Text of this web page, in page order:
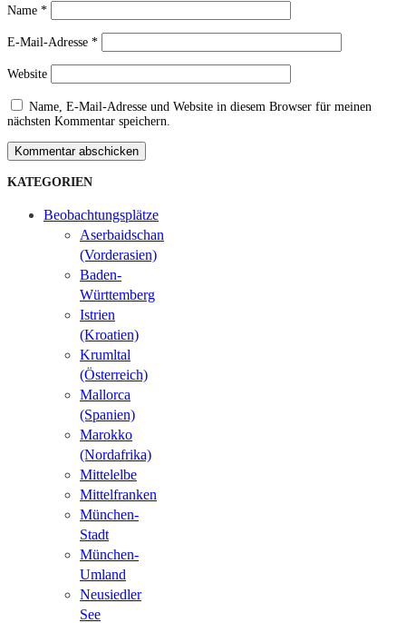
Name *
E-Mail-Adresse *
Website
Name, E-Mail-Adresse und Website in diesem Browser für meinen
nächsten Kommentar speichern.
Kommentar abschicken
KATEGORIEN
Beobachtungsplätze
Aserbaidschan
(Vorderasien)
Baden-
Württemberg
Istrien
(Kroatien)
Krumltal
(Österreich)
Mallorca
(Spanien)
Marokko
(Nordafrika)
Mittelelbe
Mittelfranken
München-
Stadt
München-
Umland
Neusiedler
See